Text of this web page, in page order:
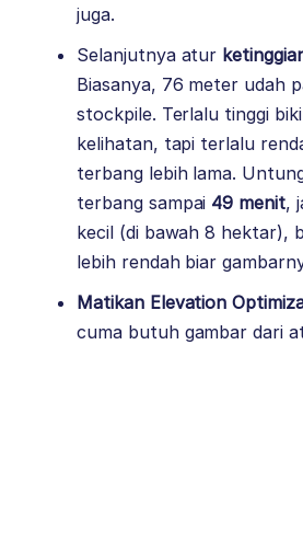
juga.
Selanjutnya atur
Biasanya, 76 meter udah
stockpile. Terlalu tinggi
kelihatan, tapi terlalu
terbang lebih lama.
terbang sampai 49 menit,
kecil (di bawah 8 hektar),
lebih rendah biar
Matikan Elevation
cuma butuh gambar dari